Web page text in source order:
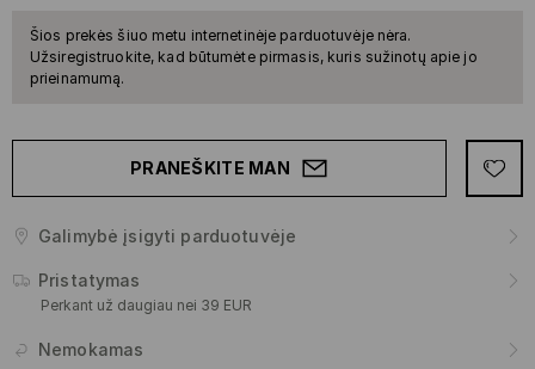
Šios prekės šiuo metu internetinėje parduotuvėje nėra.
Užsiregistruokite, kad būtumėte pirmasis, kuris sužinotų apie jo
prieinamumą.
PRANEŠKITE MAN
Galimybė įsigyti parduotuvėje
Pristatymas
Perkant už daugiau nei 39 EUR
Nemokamas